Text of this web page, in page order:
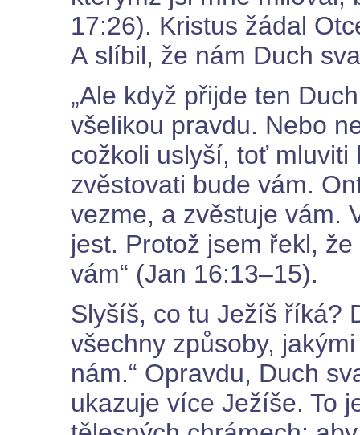
17:26). Kristus žádal
A slíbil, že nám Duch
„Ale když přijde ten
všelikou pravdu. Nebo
cožkoli uslyší, toť
zvěstovati bude vám.
vezme, a zvěstuje vám.
jest. Protož jsem řekl,
vám“ (Jan 16:13–15).
Slyšíš, co tu Ježíš říká?
všechny způsoby,
nám.“ Opravdu, Duch
ukazuje více Ježíše. To